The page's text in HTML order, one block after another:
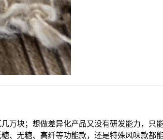
万块；想做差异化产品又没有研发能力，只
、无糖、高纤等功能款，还是特殊风味款都